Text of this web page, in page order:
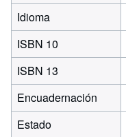
Idioma
ISBN 10
ISBN 13
Encuadernación
Estado